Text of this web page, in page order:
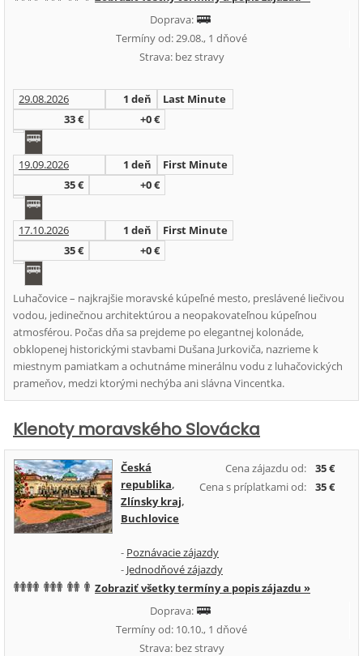
Doprava:
Termíny od: 29.08., 1 dňové
Strava: bez stravy
29.08.2026 1 deň
Last Minute
33 €
+0 €
19.09.2026 1 deň
First Minute
35 €
+0 €
17.10.2026 1 deň
First Minute
35 €
+0 €
Luhačovice – najkrajšie moravské kúpeľné mesto, preslávené liečivou
vodou, jedinečnou architektúrou a neopakovateľnou kúpeľnou
atmosférou. Počas dňa sa prejdeme po elegantnej kolonáde,
obklopenej historickými stavbami Dušana Jurkoviča, nazrieme k
miestnym pamiatkam a ochutnáme minerálnu vodu z luhačovických
prameňov, medzi ktorými nechýba ani slávna Vincentka.
Klenoty moravského Slovácka
Cena zájazdu od:
35 €
Cena s príplatkami od:
35 €
Česká
republika,
Zlínsky kraj,
Buchlovice
- Poznávacie zájazdy
- Jednodňové zájazdy
Zobraziť všetky termíny a popis zájazdu »
Doprava:
Termíny od: 10.10., 1 dňové
Strava: bez stravy